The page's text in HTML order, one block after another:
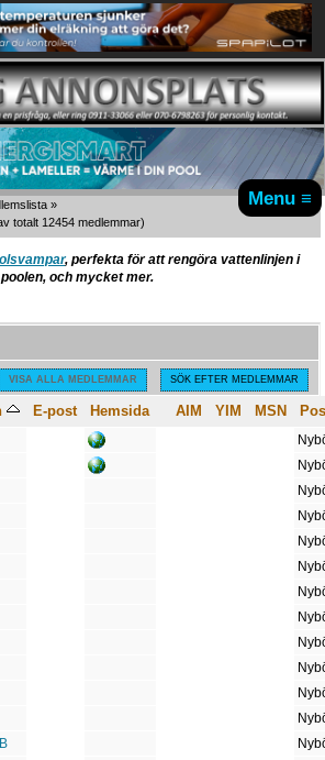
Menu ≡
»
totalt 12454 medlemmar)
, perfekta för att rengöra vattenlinjen i
poolen, och mycket mer.
G H J K L M N O P Q R S T U V W X Y Z
VISA ALLA MEDLEMMAR SÖK EFTER MEDLEMMAR
E-post Hemsida AIM YIM MSN